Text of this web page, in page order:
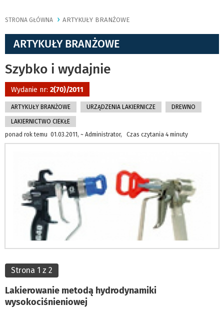
STRONA GŁÓWNA ARTYKUŁY BRANŻOWE
ARTYKUŁY BRANŻOWE
Szybko i wydajnie
Wydanie nr: 2(70)/2011
ARTYKUŁY BRANŻOWE URZĄDZENIA LAKIERNICZE DREWNO
LAKIERNICTWO CIEKŁE
ponad rok temu 01.03.2011, ~ Administrator, Czas czytania 4 minuty
Strona 1 z 2
Lakierowanie metodą hydrodynamiki
wysokociśnieniowej